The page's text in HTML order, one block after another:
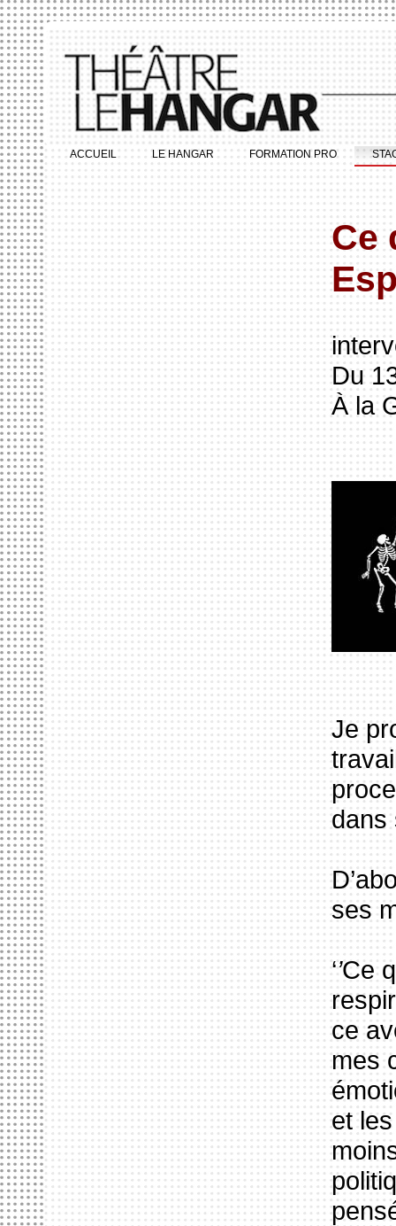
ACCUEIL LE HANGAR FORMATION PRO
Ce
Du
À la
Je
dans
ses
‘’Ce
ce
mes
et